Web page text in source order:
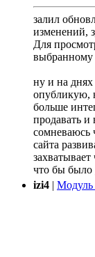
залил
изменений,
Для
ну и на днях
опубликую,
больше
продавать и
сомневаюсь
сайта
что бы было
izi4 | Модуль